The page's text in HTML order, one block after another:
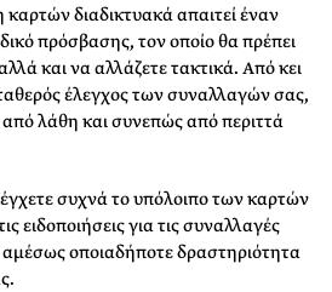
διαδικτυακά απαιτεί έναν
πρόσβασης, τον οποίο θα πρέπει
και να αλλάζετε τακτικά. Από κει
έλεγχος των συναλλαγών σας,
λάθη και συνεπώς από περιττά
συχνά το υπόλοιπο των καρτών
ειδοποιήσεις για τις συναλλαγές
οποιαδήποτε δραστηριότητα